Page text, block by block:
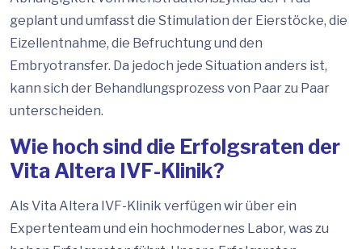
geplant und umfasst die Stimulation der Eierstöcke, die
Eizellentnahme, die Befruchtung und den
Embryotransfer. Da jedoch jede Situation anders ist,
kann sich der Behandlungsprozess von Paar zu Paar
unterscheiden.
Wie hoch sind die Erfolgsraten der
Vita Altera IVF-Klinik?
Als Vita Altera IVF-Klinik verfügen wir über ein
Expertenteam und ein hochmodernes Labor, was zu